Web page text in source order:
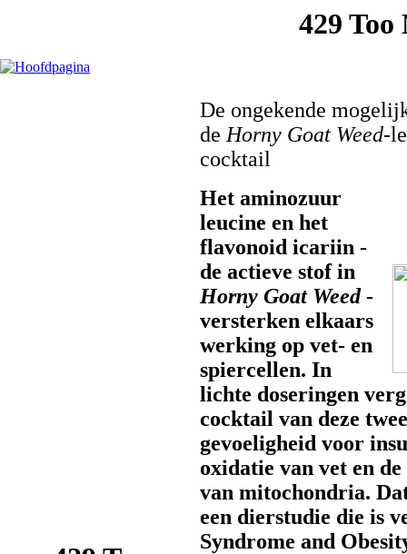
De ongekende
de Horny Goat Weed-
cocktail
Het aminozuur
leucine en het
flavonoid icariin -
de actieve stof in
Horny Goat Weed-
versterken elkaars
werking op vet- en
spiercellen. In
lichte doseringen
cocktail van deze
gevoeligheid voor
oxidatie van vet en
van mitochondria.
een dierstudie die is
Syndrome and